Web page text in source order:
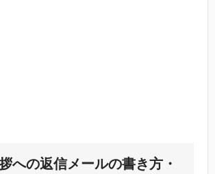
への返信メールの書き方・